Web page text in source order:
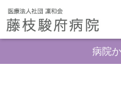
病院